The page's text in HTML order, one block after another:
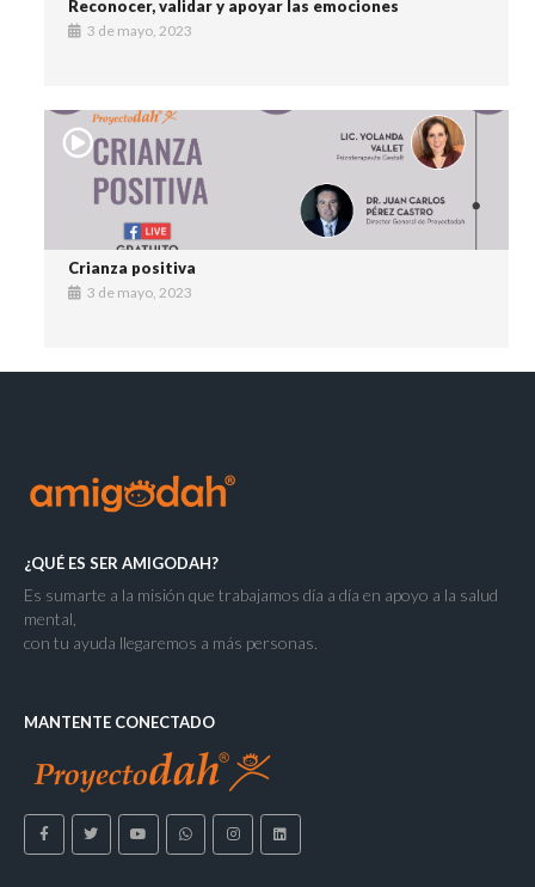
Reconocer, validar y apoyar las emociones
3 de mayo, 2023
Crianza positiva
3 de mayo, 2023
¿QUÉ ES SER AMIGODAH?
Es sumarte a la misión que trabajamos día a día en apoyo a la salud
mental,
con tu ayuda llegaremos a más personas.
MANTENTE CONECTADO